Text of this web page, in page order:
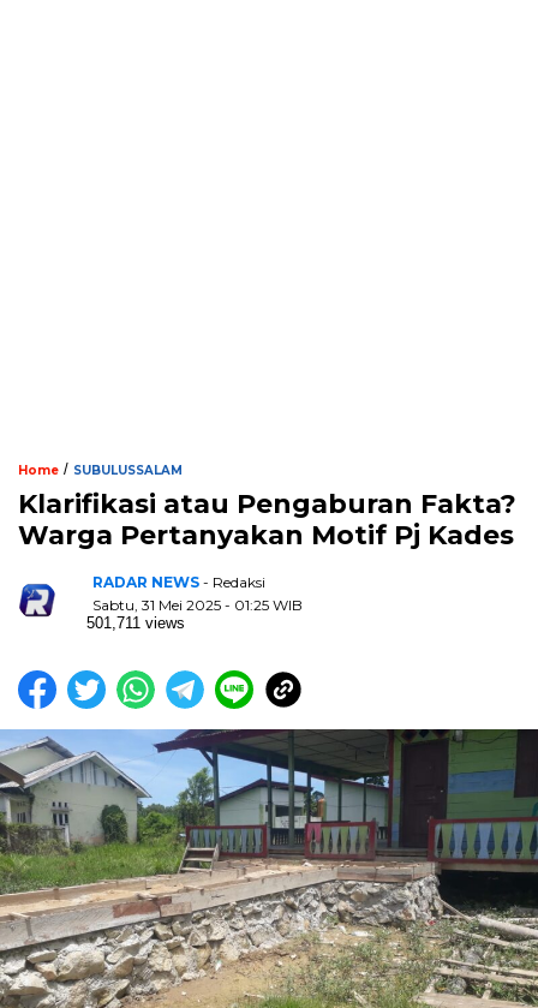
Home / SUBULUSSALAM
Klarifikasi atau Pengaburan Fakta?
Warga Pertanyakan Motif Pj Kades
RADAR NEWS - Redaksi
Sabtu, 31 Mei 2025 - 01:25 WIB
501,711 views